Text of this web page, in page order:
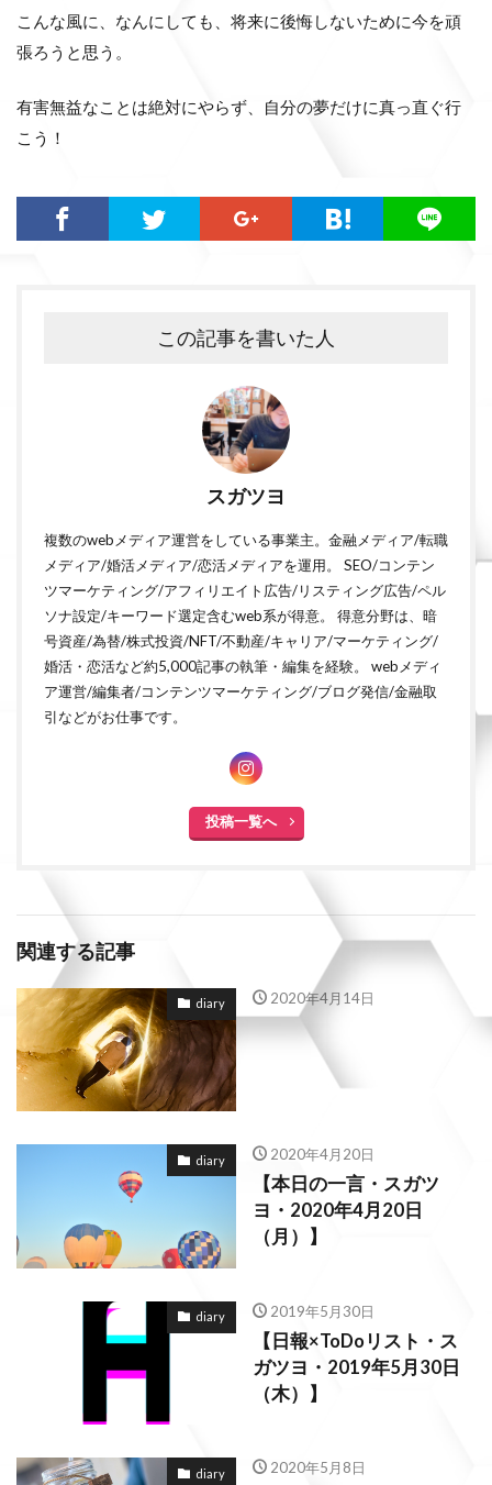
こんな風に、なんにしても、将来に後悔しないために今を頑
張ろうと思う。
有害無益なことは絶対にやらず、自分の夢だけに真っ直ぐ行
こう！
この記事を書いた人
スガツヨ
複数のwebメディア運営をしている事業主。金融メディア/転職
メディア/婚活メディア/恋活メディアを運用。 SEO/コンテン
ツマーケティング/アフィリエイト広告/リスティング広告/ペル
ソナ設定/キーワード選定含むweb系が得意。 得意分野は、暗
号資産/為替/株式投資/NFT/不動産/キャリア/マーケティング/
婚活・恋活など約5,000記事の執筆・編集を経験。 webメディ
ア運営/編集者/コンテンツマーケティング/ブログ発信/金融取
引などがお仕事です。
投稿一覧へ
関連する記事
diary 2020年4月14日
diary 2020年4月20日
【本日の一言・スガツ
ヨ・2020年4月20日
（月）】
diary 2019年5月30日
【日報×ToDoリスト・ス
ガツヨ・2019年5月30日
（木）】
diary 2020年5月8日